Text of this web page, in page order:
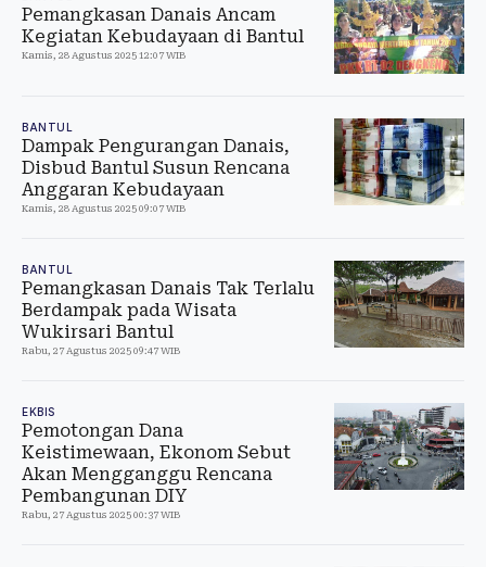
Pemangkasan Danais Ancam
Kegiatan Kebudayaan di Bantul
Kamis, 28 Agustus 2025 12:07 WIB
BANTUL
Dampak Pengurangan Danais,
Disbud Bantul Susun Rencana
Anggaran Kebudayaan
Kamis, 28 Agustus 2025 09:07 WIB
BANTUL
Pemangkasan Danais Tak Terlalu
Berdampak pada Wisata
Wukirsari Bantul
Rabu, 27 Agustus 2025 09:47 WIB
EKBIS
Pemotongan Dana
Keistimewaan, Ekonom Sebut
Akan Mengganggu Rencana
Pembangunan DIY
Rabu, 27 Agustus 2025 00:37 WIB